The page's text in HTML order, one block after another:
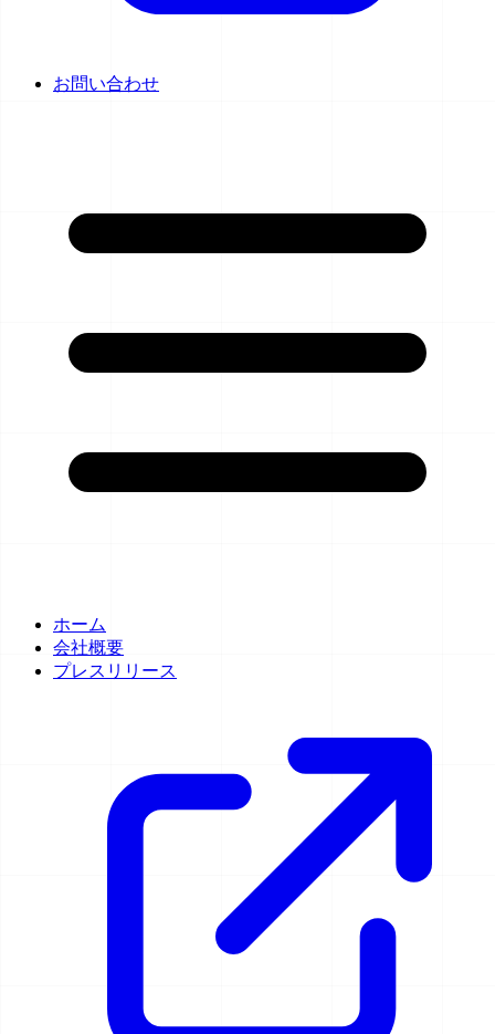
お問い合わせ
ホーム
会社概要
プレスリリース